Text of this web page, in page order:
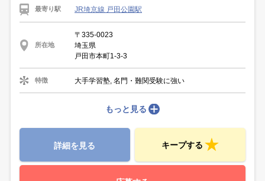
最寄り駅 JR埼京線 戸田公園駅
所在地
〒335-0023
埼玉県
戸田市本町1-3-3
特徴 大手学習塾, 名門・難関受験に強い
もっと見る
詳細を見る キープする